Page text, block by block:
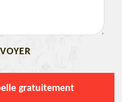
gratuitement